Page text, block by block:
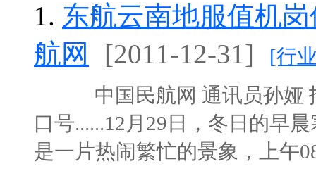
1. 东航云南地服值机
航网
[2011-12-31]
[行
中国民航网 通讯员孙娅 报
口号......12月29日，冬日的早
是一片热闹繁忙的景象，上午